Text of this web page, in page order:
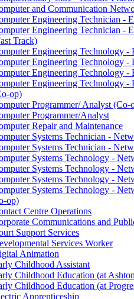
and Communication
Engineering Technician -
Engineering Technician -
Track)
Engineering Technology -
Engineering Technology -
Engineering Technology -
Engineering Technology -
op)
Programmer/ Analyst (Co-
Programmer/Analyst
Repair and Maintenance
Systems Technician -
Systems Technician -
Systems Technology -
Systems Technology -
Systems Technology -
Systems Technology -
op)
Centre Operations
Communications and
Support Services
Services Worker
Animation
Childhood Assistant
Childhood Education (at
Childhood Education (at
Apprenticeship